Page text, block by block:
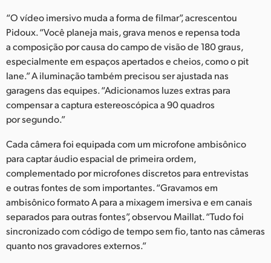
“O vídeo imersivo muda a forma de filmar”, acrescentou
Pidoux. “Você planeja mais, grava menos e repensa toda
a composição por causa do campo de visão de 180 graus,
especialmente em espaços apertados e cheios, como o pit
lane.” A iluminação também precisou ser ajustada nas
garagens das equipes. “Adicionamos luzes extras para
compensar a captura estereoscópica a 90 quadros
por segundo.”
Cada câmera foi equipada com um microfone ambisônico
para captar áudio espacial de primeira ordem,
complementado por microfones discretos para entrevistas
e outras fontes de som importantes. “Gravamos em
ambisônico formato A para a mixagem imersiva e em canais
separados para outras fontes”, observou Maillat. “Tudo foi
sincronizado com código de tempo sem fio, tanto nas câmeras
quanto nos gravadores externos.”